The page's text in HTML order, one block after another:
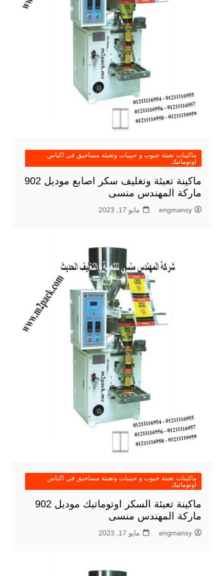
ماكينات تعبئة حبوب و حبيبات وتعبئة مساحيق في اكياس
اوتوماتيك
ماكينة تعبئة وتغليف سكر اصابع موديل 902
ماركة المهندس منسى
engmansy مايو 17, 2023
ماكينات تعبئة حبوب و حبيبات وتعبئة مساحيق في اكياس
اوتوماتيك
ماكينة تعبئة السكر اوتوماتيك موديل 902
ماركة المهندس منسى
engmansy مايو 17, 2023